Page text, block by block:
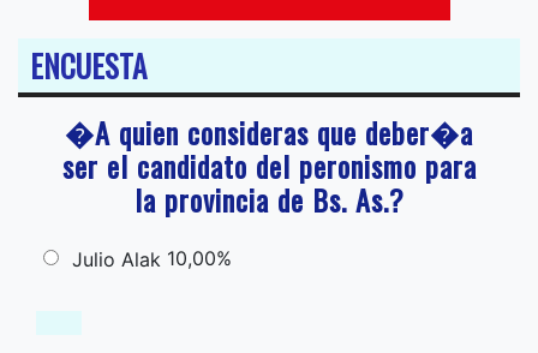
ENCUESTA
�A quien consideras que deber�a
ser el candidato del peronismo para
la provincia de Bs. As.?
Julio Alak 10,00%